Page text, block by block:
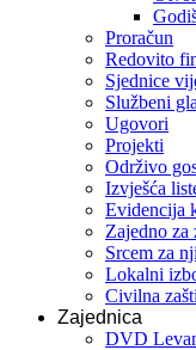
Proračun
Redovito
Sjednice
Službeni
Ugovori
Projekti
Održivo
Izvješća
Evidencija
Zajedno za
Srcem za
Lokalni
Civilna
Zajednica
DVD